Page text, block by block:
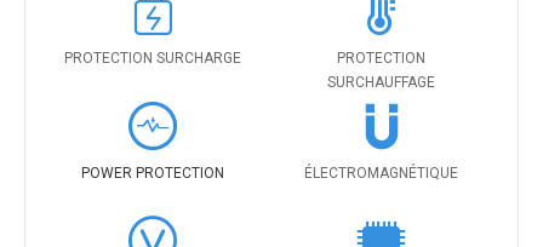
PROTECTION SURCHARGE
PROTECTION
SURCHAUFFAGE
POWER PROTECTION ÉLECTROMAGNÉTIQUE